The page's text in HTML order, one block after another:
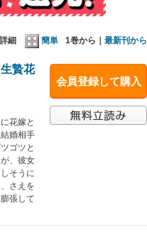
詳細 簡単 1巻から｜ 最新刊から
会員登録して購入
贄花
花嫁と
婚相手
ゴツと
、彼女
そうに
さえを
張して